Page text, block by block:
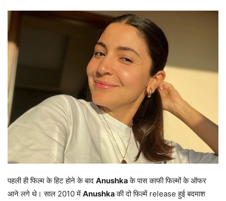
पहली ही फिल्म के हिट होने के बाद Anushkaके पास काफी फिल्मों के ऑफर
आने लगे थे। साल 2010 में Anushkaकी दो फिल्में release हुई बदमाश